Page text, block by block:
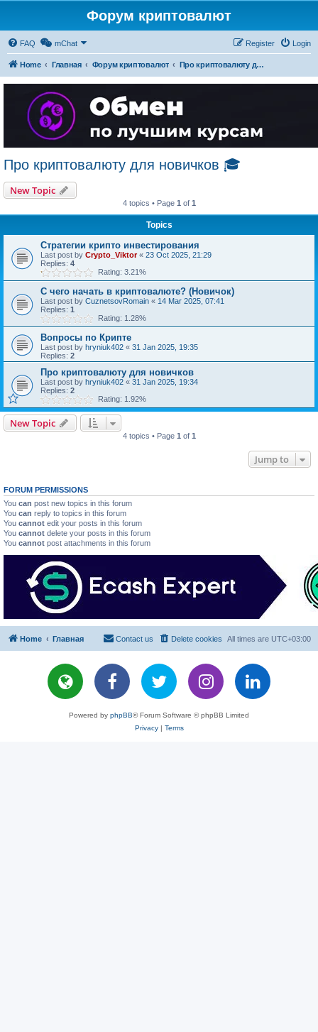
Форум криптовалют
FAQ mChat Login
Register
Home Главная Форум криптовалют Про криптовалюту для новичков 🎓
Про криптовалюту для новичков 🎓
New Topic
4 topics • Page 1 of 1
Topics
Стратегии крипто инвестирования
Last post by Crypto_Viktor« 23 Oct 2025, 21:29
Replies: 4
Rating: 3.21%
С чего начать в криптовалюте? (Новичок)
Last post by CuznetsovRomain « 14 Mar 2025, 07:41
Replies: 1
Rating: 1.28%
Вопросы по Крипте
Last post by hryniuk402 « 31 Jan 2025, 19:35
Replies: 2
Про криптовалюту для новичков
Last post by hryniuk402 « 31 Jan 2025, 19:34
Replies: 2
Rating: 1.92%
New Topic
4 topics • Page 1 of 1
Jump to
FORUM PERMISSIONS
You can post new topics in this forum
You can reply to topics in this forum
You cannot edit your posts in this forum
You cannot delete your posts in this forum
You cannot post attachments in this forum
Home Главная All times are UTC+03:00
Delete cookies
Contact us
Powered by phpBB® Forum Software © phpBB Limited
Privacy| Terms